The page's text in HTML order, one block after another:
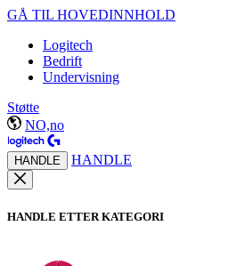
GÅ TIL HOVEDINNHOLD
Logitech
Bedrift
Undervisning
Støtte
NO,no
HANDLE HANDLE
HANDLE ETTER KATEGORI